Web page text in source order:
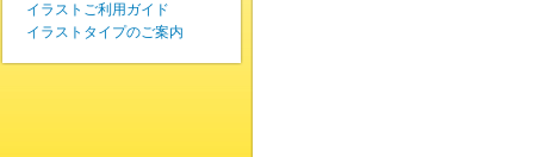
イラストご利用ガイド
イラストタイプのご案内